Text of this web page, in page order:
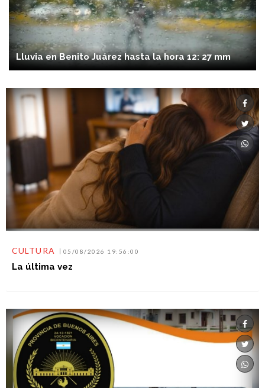
Lluvia en Benito Juárez hasta la hora 12: 27 mm
CULTURA 05/08/2026 19:56:00
La última vez